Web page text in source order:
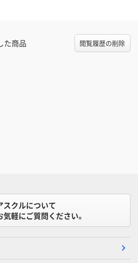
た商品 閲覧履歴の削除
スクルについて
気軽にご質問ください。